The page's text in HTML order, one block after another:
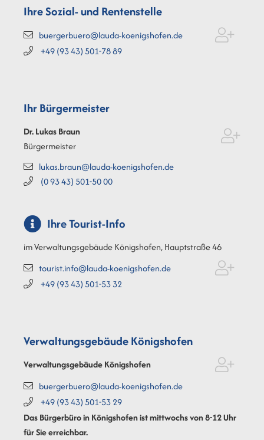
Ihre Sozial- und Rentenstelle
buergerbuero@lauda-koenigshofen.de
+49 (9343) 501-7889
Ihr Bürgermeister
Dr. LukasBraun
Bürgermeister
lukas.braun@lauda-koenigshofen.de
(09343) 501-5000
Ihre Tourist-Info
im Verwaltungsgebäude Königshofen, Hauptstraße 46
tourist.info@lauda-koenigshofen.de
+49 (9343) 501-5332
Verwaltungsgebäude Königshofen
Verwaltungsgebäude Königshofen
buergerbuero@lauda-koenigshofen.de
+49 (9343) 501-5329
Das Bürgerbüro in Königshofen ist mittwochs von 8-12 Uhr
für Sie erreichbar.